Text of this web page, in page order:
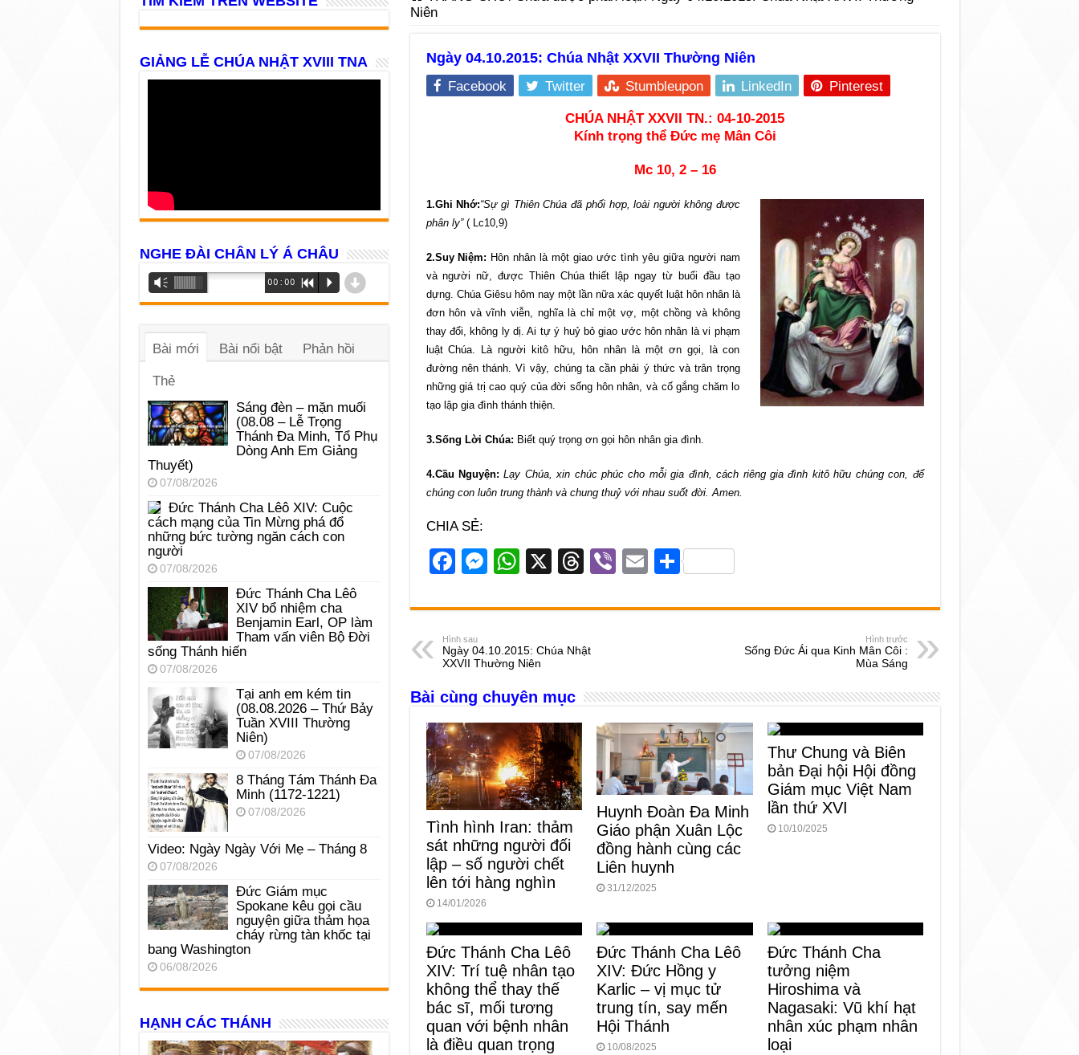
Niên
Ngày 04.10.2015: Chúa Nhật XXVII Thường Niên
Facebook Twitter Stumbleupon LinkedIn Pinterest
CHÚA NHẬT XXVII TN.: 04-10-2015
Kính trọng thể Đức mẹ Mân Côi
Mc 10, 2 – 16
1.Ghi Nhớ:“Sự gì Thiên Chúa đã phối hợp, loài người không được
phân ly”( Lc10,9)
2.Suy Niệm: Hôn nhân là một giao ước tình yêu giữa người nam
và người nữ, được Thiên Chúa thiết lập ngay từ buổi đầu tạo
dựng. Chúa Giêsu hôm nay một lần nữa xác quyết luật hôn nhân là
đơn hôn và vĩnh viễn, nghĩa là chỉ một vợ, một chồng và không
thay đổi, không ly dị. Ai tự ý huỷ bỏ giao ước hôn nhân là vi phạm
luật Chúa. Là người kitô hữu, hôn nhân là một ơn gọi, là con
đường nên thánh. Vì vậy, chúng ta cần phải ý thức và trân trọng
những giá trị cao quý của đời sống hôn nhân, và cố gắng chăm lo
tạo lập gia đình thánh thiện.
3.Sống Lời Chúa: Biết quý trọng ơn gọi hôn nhân gia đình.
4.Cầu Nguyện:Lạy Chúa, xin chúc phúc cho mỗi gia đình, cách riêng gia đình kitô hữu chúng con, để
chúng con luôn trung thành và chung thuỷ với nhau suốt đời. Amen.
CHIA SẺ:
F
c
e
b
o
o
k
M
ss
n
g
er
W
at
A
p
p
X
T
e
d
s
Vi
er
E
ail
S
ar
Hình sau
Ngày 04.10.2015: Chúa Nhật
XXVII Thường Niên
Hình trước
Sống Đức Ái qua Kinh Mân Côi :
Mùa Sáng
Bài cùng chuyên mục
Tình hình Iran: thảm
sát những người đối
lập – số người chết
lên tới hàng nghìn
14/01/2026
Huynh Đoàn Đa Minh
Giáo phận Xuân Lộc
đồng hành cùng các
Liên huynh
31/12/2025
Thư Chung và Biên
bản Đại hội Hội đồng
Giám mục Việt Nam
lần thứ XVI
10/10/2025
Đức Thánh Cha Lêô
XIV: Trí tuệ nhân tạo
không thể thay thế
bác sĩ, mối tương
quan với bệnh nhân
là điều quan trọng
Đức Thánh Cha Lêô
XIV: Đức Hồng y
Karlic – vị mục tử
trung tín, say mến
Hội Thánh
10/08/2025
Đức Thánh Cha
tưởng niệm
Hiroshima và
Nagasaki: Vũ khí hạt
nhân xúc phạm nhân
loại
GIẢNG LỄ CHÚA NHẬT XVIII TNA
NGHE ĐÀI CHÂN LÝ Á CHÂU
Trình
phát
âm
Vm 00:00 R P d
Bài mới Bài nổi bật Phản hồi
Thẻ
Sáng đèn – mặn muối
(08.08 – Lễ Trọng
Thánh Đa Minh, Tổ Phụ
Dòng Anh Em Giảng
Thuyết)
07/08/2026
Đức Thánh Cha Lêô XIV: Cuộc
cách mạng của Tin Mừng phá đổ
những bức tường ngăn cách con
người
07/08/2026
Đức Thánh Cha Lêô
XIV bổ nhiệm cha
Benjamin Earl, OP làm
Tham vấn viên Bộ Đời
sống Thánh hiến
07/08/2026
Tại anh em kém tin
(08.08.2026 – Thứ Bảy
Tuần XVIII Thường
Niên)
07/08/2026
8 Tháng Tám Thánh Ða
Minh (1172-1221)
07/08/2026
Video: Ngày Ngày Với Mẹ – Tháng 8
07/08/2026
Đức Giám mục
Spokane kêu gọi cầu
nguyện giữa thảm họa
cháy rừng tàn khốc tại
bang Washington
06/08/2026
HẠNH CÁC THÁNH